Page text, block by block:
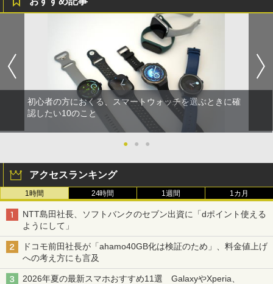
初心者の方におくる、スマートウォッチを選ぶときに確
認したい10のこと
● ● ●
アクセスランキング
1時間 24時間 1週間 1カ月
NTT島田社長、ソフトバンクのセブン出資に「dポイント使える
ようにして」
ドコモ前田社長が「ahamo40GB化は検証のため」、料金値上げ
への考え方にも言及
2026年夏の最新スマホおすすめ11選 GalaxyやXperia、